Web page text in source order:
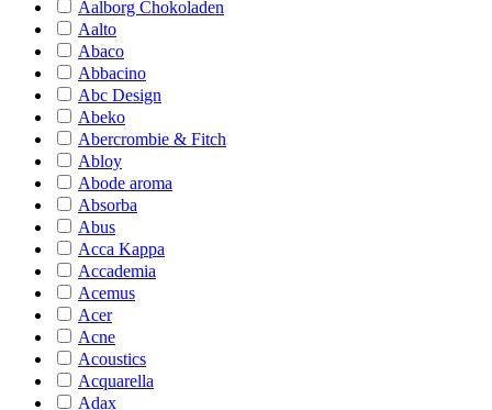
Aalborg Chokoladen
Aalto
Abaco
Abbacino
Abc Design
Abeko
Abercrombie & Fitch
Abloy
Abode aroma
Absorba
Abus
Acca Kappa
Accademia
Acemus
Acer
Acne
Acoustics
Acquarella
Adax